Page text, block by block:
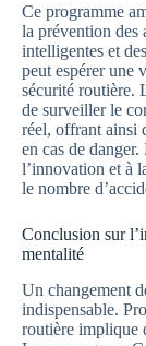
Ce programme
la prévention des
intelligentes et
peut espérer une
sécurité routière.
de surveiller le
réel, offrant ainsi
en cas de
l’innovation et à
le nombre
Conclusion sur
mentalité
Un changement
indispensable.
routière implique